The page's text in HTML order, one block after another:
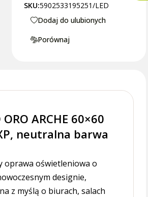
SKU:5902533195251/LED
Dodaj do ulubionych
Porównaj
ARCHE 60×60
neutralna barwa
oprawa oświetleniowa o
designie,
z myślą o biurach, salach